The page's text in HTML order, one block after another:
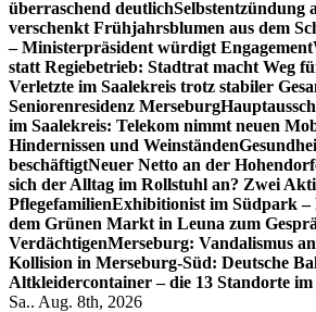
überraschend deutlichSelbstentzündung
verschenkt Frühjahrsblumen aus dem
– Ministerpräsident würdigt Engagement
statt Regiebetrieb: Stadtrat macht Weg
Verletzte im Saalekreis trotz stabiler
Seniorenresidenz Merseburg
im Saalekreis: Telekom nimmt neuen
Hindernissen und Weinständen
beschäftigtNeuer Netto an der
sich der Alltag im Rollstuhl an? Zwei
PflegefamilienExhibitionist im Südpark –
dem Grünen Markt in Leuna zum
VerdächtigenMerseburg: Vandalismus
Kollision in Merseburg-Süd: Deutsche
Altkleidercontainer – die 13 Standorte
Sa.. Aug. 8th, 2026